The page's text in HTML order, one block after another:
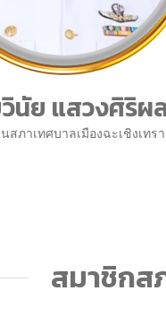
นัย แสวงศิริผ
สภาเทศบาลเมืองฉะเชิงเทรา
สมาชิกส